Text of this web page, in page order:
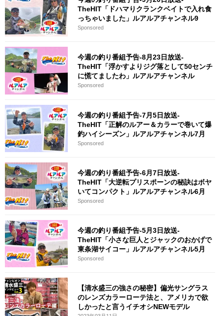
TheHIT「ドハマりクランクベイトで入れ食
っちゃいました」ルアルアチャンネル9
Sponsored
今週の釣り番組予告-8月23日放送-
TheHIT「浮かすよりジグ落として50センチ
に慌てましたわ」ルアルアチャンネル
Sponsored
今週の釣り番組予告-7月5日放送-
TheHIT「正解のルアー＆カラーで巻いて爆
釣ハイシーズン」ルアルアチャンネル7月
Sponsored
今週の釣り番組予告-6月7日放送-
TheHIT「大逆転プリスポーンの秘訣はボヤ
いてコンパクト」ルアルアチャンネル6月
Sponsored
今週の釣り番組予告-5月3日放送-
TheHIT「小さな巨人とジャックのおかげで
東条湖サイコー」ルアルアチャンネル5月
Sponsored
【清水盛三の強さの秘密】偏光サングラス
のレンズカラーローテ法と、アメリカで欲
しかったと言うイチオシNEWモデル